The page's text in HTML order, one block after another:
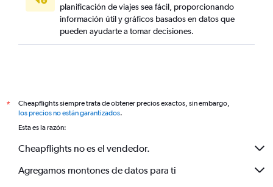
planificación de viajes sea fácil, proporcionando
información útil y gráficos basados en datos que
pueden ayudarte a tomar decisiones.
*
Cheapflights siempre trata de obtener precios exactos, sin embargo,
los precios no están garantizados.
Esta es la razón:
Cheapflights no es el vendedor.
Agregamos montones de datos para ti